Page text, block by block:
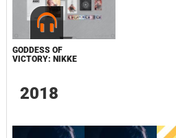
GODDESS OF
VICTORY: NIKKE
2018